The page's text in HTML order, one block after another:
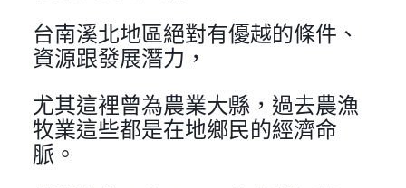
台南溪北地區絕對有優越的條件、
資源跟發展潛力，
尤其這裡曾為農業大縣，過去農漁
牧業這些都是在地鄉民的經濟命
脈。